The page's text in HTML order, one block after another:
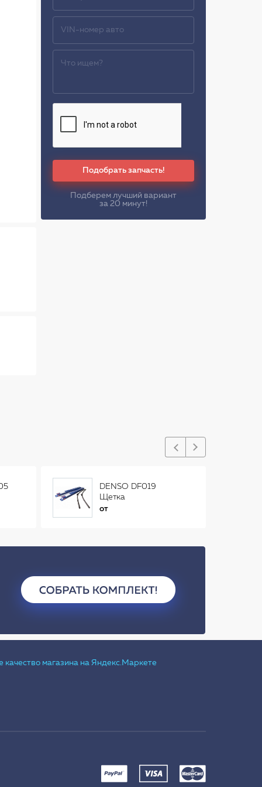
Подобрать запчасть!
Подберем лучший вариант
за 20 минут!
DENSO DF019
Щетка
стеклоочистителя
от